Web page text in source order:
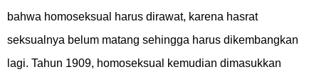
bahwa homoseksual harus dirawat, karena hasrat
seksualnya belum matang sehingga harus dikembangkan
lagi. Tahun 1909, homoseksual kemudian dimasukkan